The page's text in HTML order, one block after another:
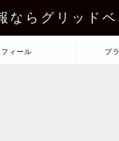
ならグリッドベ
ィール プ